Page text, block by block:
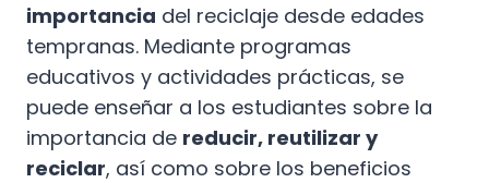
importancia del reciclaje desde edades
tempranas. Mediante programas
educativos y actividades prácticas, se
puede enseñar a los estudiantes sobre la
importancia de reducir, reutilizar y
reciclar, así como sobre los beneficios